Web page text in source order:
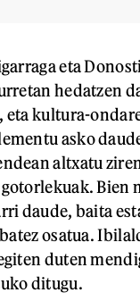
eta
hedatzen
eta kultura-
asko
altxatu
Bien
daude, baita
osatua.
duten
ditugu.